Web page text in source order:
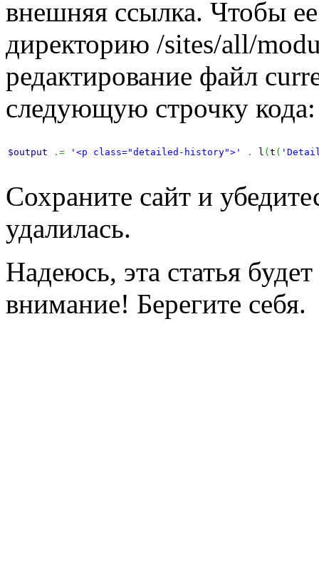
внешняя ссылка. Чтобы
директорию /sites/all/
редактирование файл
следующую строчку кода:
$output .= '<p class="detailed-history">' . l (t (
Сохраните сайт и
удалилась.
Надеюсь, эта статья
внимание! Берегите себя.